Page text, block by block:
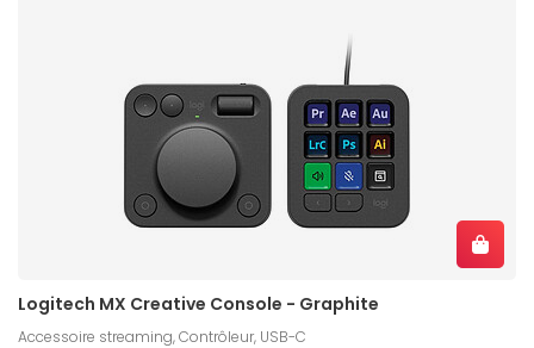
Logitech MX Creative Console - Graphite
Accessoire streaming, Contrôleur, USB-C